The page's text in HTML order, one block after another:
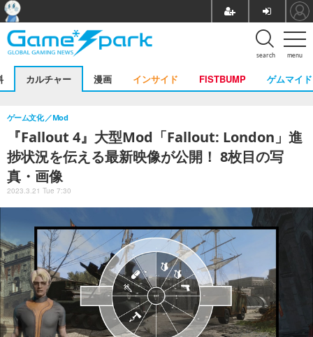
menu
search
カルチャー 漫画 インサイド FISTBUMP ゲムマイド
『Fallout 4』大型Mod「Fallout: London」進
捗状況を伝える最新映像が公開！ 8枚目の写
真・画像
ゲーム文化 Mod
2023.3.21 Tue 7:30